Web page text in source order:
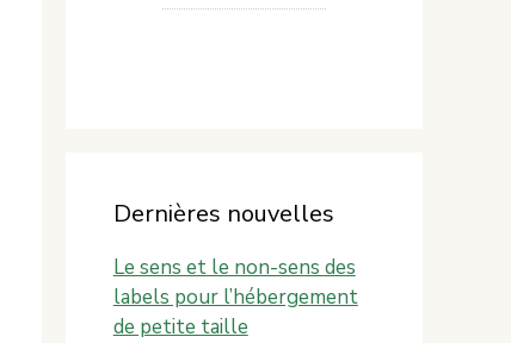
Dernières nouvelles
Le sens et le non-sens des
labels pour l’hébergement
de petite taille